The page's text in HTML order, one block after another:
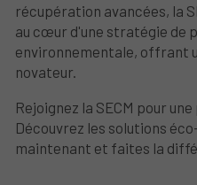
récupération avancées, la
au cœur d'une stratégie de
environnementale, offrant
novateur.
Rejoignez la SECM pour
Découvrez les solutions
maintenant et faites la